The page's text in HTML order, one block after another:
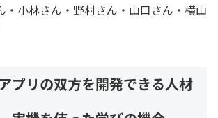
・小林さん・野村さん・山口さん・横山
プリの双方を開発できる人材